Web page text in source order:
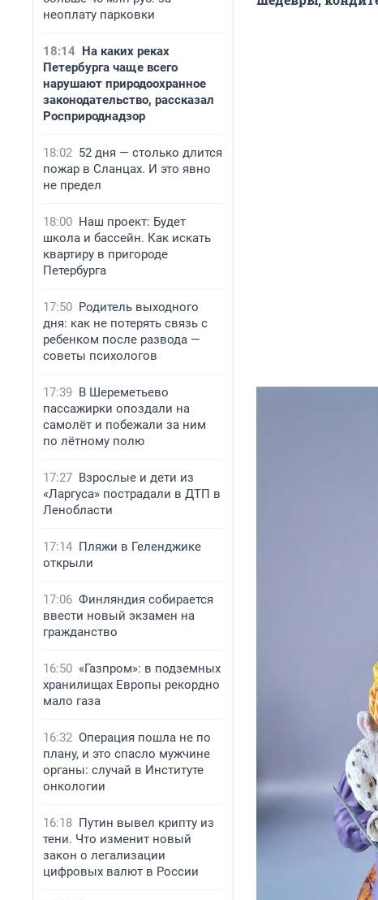
неоплату парковки
18:14 На каких реках
Петербурга чаще всего
нарушают природоохранное
законодательство, рассказал
Росприроднадзор
18:02 52 дня — столько длится
пожар в Сланцах. И это явно
не предел
18:00 Наш проект: Будет
школа и бассейн. Как искать
квартиру в пригороде
Петербурга
17:50 Родитель выходного
дня: как не потерять связь с
ребенком после развода —
советы психологов
17:39 В Шереметьево
пассажирки опоздали на
самолёт и побежали за ним
по лётному полю
17:27 Взрослые и дети из
«Ларгуса» пострадали в ДТП в
Ленобласти
17:14 Пляжи в Геленджике
открыли
17:06 Финляндия собирается
ввести новый экзамен на
гражданство
16:50 «Газпром»: в подземных
хранилищах Европы рекордно
мало газа
16:32 Операция пошла не по
плану, и это спасло мужчине
органы: случай в Институте
онкологии
16:18 Путин вывел крипту из
тени. Что изменит новый
закон о легализации
цифровых валют в России